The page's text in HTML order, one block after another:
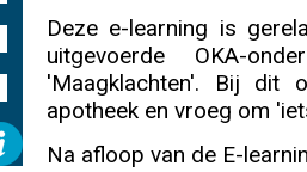
Deze e-learning is
uitgevoerde OKA-
'Maagklachten'. Bij dit
apotheek en vroeg om
Na afloop van de E-